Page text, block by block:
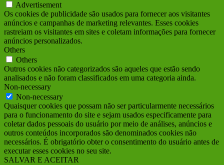
Advertisement
Os cookies de publicidade são usados para fornecer aos visitantes
anúncios e campanhas de marketing relevantes. Esses cookies
rastreiam os visitantes em sites e coletam informações para fornecer
anúncios personalizados.
Others
Others
Outros cookies não categorizados são aqueles que estão sendo
analisados e não foram classificados em uma categoria ainda.
Non-necessary
Non-necessary
Quaisquer cookies que possam não ser particularmente necessários
para o funcionamento do site e sejam usados ​​especificamente para
coletar dados pessoais do usuário por meio de análises, anúncios e
outros conteúdos incorporados são denominados cookies não
necessários. É obrigatório obter o consentimento do usuário antes de
executar esses cookies no seu site.
SALVAR E ACEITAR